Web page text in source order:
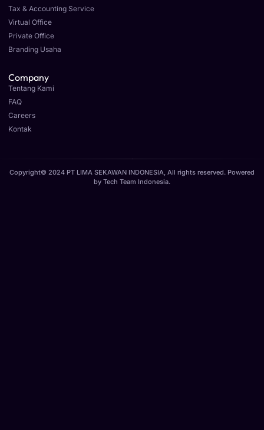
Tax & Accounting Service
Virtual Office
Private Office
Branding Usaha
Company
Tentang Kami
FAQ
Careers
Kontak
Copyright© 2024 PT LIMA SEKAWAN INDONESIA, All rights reserved. Powered
by Tech Team Indonesia.